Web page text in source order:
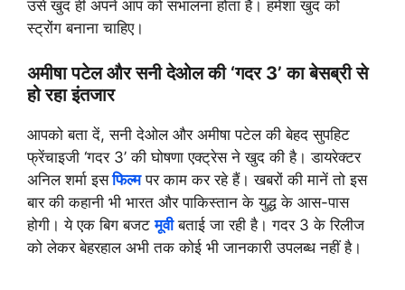
उसे खुद ही अपने आप को संभालना होता है। हमेशा खुद को
स्ट्रोंग बनाना चाहिए।
अमीषा पटेल और सनी देओल की ‘गदर 3’ का बेसब्री से
हो रहा इंतजार
आपको बता दें, सनी देओल और अमीषा पटेल की बेहद सुपहिट
फ्रेंचाइजी ‘गदर 3’ की घोषणा एक्ट्रेस ने खुद की है। डायरेक्टर
अनिल शर्मा इसफिल्मपर काम कर रहे हैं। खबरों की मानें तो इस
बार की कहानी भी भारत और पाकिस्तान के युद्ध के आस-पास
होगी। ये एक बिग बजटमूवीबताई जा रही है। गदर 3 के रिलीज
को लेकर बेहरहाल अभी तक कोई भी जानकारी उपलब्ध नहीं है।